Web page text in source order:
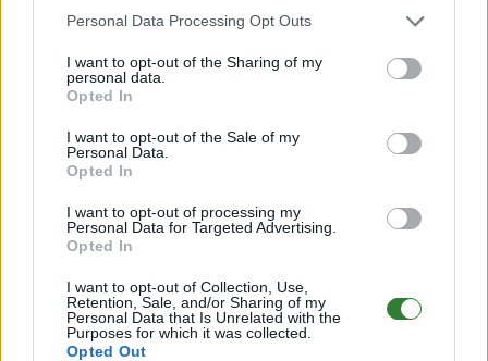
Personal Data Processing Opt Outs
I want to opt-out of the Sharing of my
personal data.
Opted In
I want to opt-out of the Sale of my
Personal Data.
Opted In
I want to opt-out of processing my
Personal Data for Targeted Advertising.
Opted In
I want to opt-out of Collection, Use,
Retention, Sale, and/or Sharing of my
Personal Data that Is Unrelated with the
Purposes for which it was collected.
Opted Out
Pony's Greek/Roman
Resonant's Shop Mod,Runic
Shadowmane:
T.A.C Daemonis
Zytharian Critters - Additional Tek
BEI UNS IST JEDER HERLZICH
WIR FREUEN UNS AUF